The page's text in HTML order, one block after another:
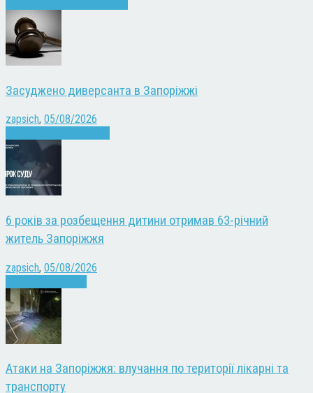
Засуджено диверсанта в Запоріжжі
zapsich, 05/08/2026
6 років за розбещення дитини отримав 63-річний
житель Запоріжжя
zapsich, 05/08/2026
Атаки на Запоріжжя: влучання по території лікарні та
транспорту